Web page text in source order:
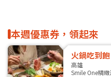
本週優惠券，領起來
火鍋吃到
高雄
Smile One精